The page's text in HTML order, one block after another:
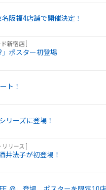
阪福4店舗で開催決定！
新宿店 ]
」ポスター初登場
ト！
リーズに登場！
リース ]
井法子が初登場！